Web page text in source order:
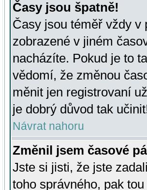
Časy jsou špatně!
Časy jsou téměř vždy v
zobrazené v jiném
nacházíte. Pokud je to
vědomí, že změnou
měnit jen registrovaní
je dobrý důvod tak
Návrat nahoru
Změnil jsem časové
Jste si jisti, že jste
toho správného, pak